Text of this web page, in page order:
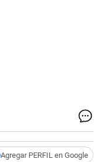
Agregar PERFIL en Google